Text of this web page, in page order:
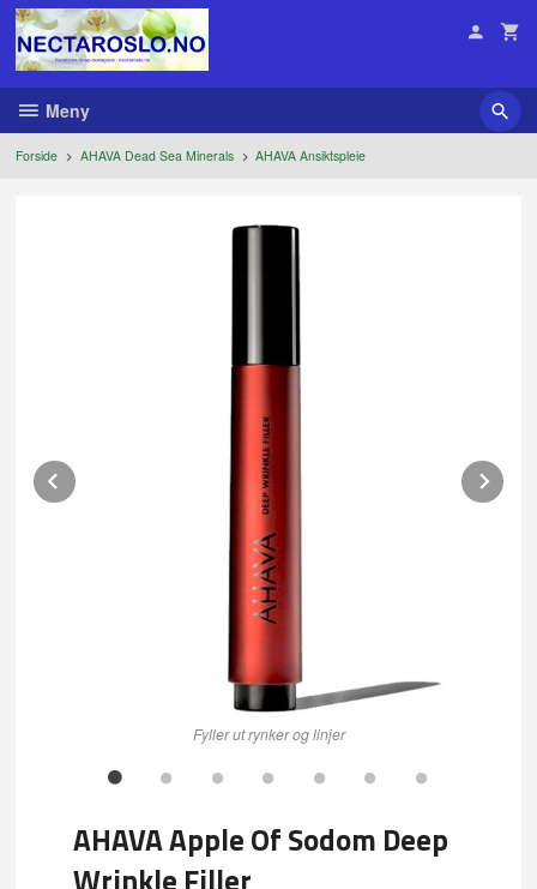
Gå
innholdet
Meny
Forside AHAVA Dead Sea Minerals AHAVA Ansiktspleie
Fyller ut rynker og linjer
Prev
AHAVA Apple Of Sodom Deep